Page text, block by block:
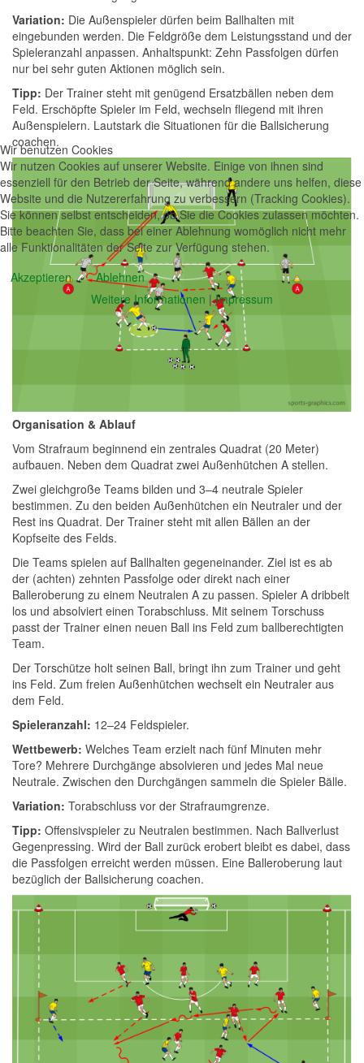
Variation: Die Außenspieler dürfen beim Ballhalten mit
eingebunden werden. Die Feldgröße dem Leistungsstand und der
Spieleranzahl anpassen. Anhaltspunkt: Zehn Passfolgen dürfen
nur bei sehr guten Aktionen möglich sein.
Tipp: Der Trainer steht mit genügend Ersatzbällen neben dem
Feld. Erschöpfte Spieler im Feld, wechseln fliegend mit ihren
Außenspielern. Lautstark die Situationen für die Ballsicherung
coachen.
Organisation & Ablauf
Vom Strafraum beginnend ein zentrales Quadrat (20 Meter)
aufbauen. Neben dem Quadrat zwei Außenhütchen A stellen.
Zwei gleichgroße Teams bilden und 3–4 neutrale Spieler
bestimmen. Zu den beiden Außenhütchen ein Neutraler und der
Rest ins Quadrat. Der Trainer steht mit allen Bällen an der
Kopfseite des Felds.
Die Teams spielen auf Ballhalten gegeneinander. Ziel ist es ab
der (achten) zehnten Passfolge oder direkt nach einer
Balleroberung zu einem Neutralen A zu passen. Spieler A dribbelt
los und absolviert einen Torabschluss. Mit seinem Torschuss
passt der Trainer einen neuen Ball ins Feld zum ballberechtigten
Team.
Der Torschütze holt seinen Ball, bringt ihn zum Trainer und geht
ins Feld. Zum freien Außenhütchen wechselt ein Neutraler aus
dem Feld.
Spieleranzahl: 12–24 Feldspieler.
Wettbewerb: Welches Team erzielt nach fünf Minuten mehr
Tore? Mehrere Durchgänge absolvieren und jedes Mal neue
Neutrale. Zwischen den Durchgängen sammeln die Spieler Bälle.
Variation: Torabschluss vor der Strafraumgrenze.
Tipp: Offensivspieler zu Neutralen bestimmen. Nach Ballverlust
Gegenpressing. Wird der Ball zurück erobert bleibt es dabei, dass
die Passfolgen erreicht werden müssen. Eine Balleroberung laut
bezüglich der Ballsicherung coachen.
Wir benutzen Cookies
Wir nutzen Cookies auf unserer Website. Einige von ihnen sind
essenziell für den Betrieb der Seite, während andere uns helfen, diese
Website und die Nutzererfahrung zu verbessern (Tracking Cookies).
Sie können selbst entscheiden, ob Sie die Cookies zulassen möchten.
Bitte beachten Sie, dass bei einer Ablehnung womöglich nicht mehr
alle Funktionalitäten der Seite zur Verfügung stehen.
Akzeptieren
Ablehnen
Weitere Informationen |Impressum